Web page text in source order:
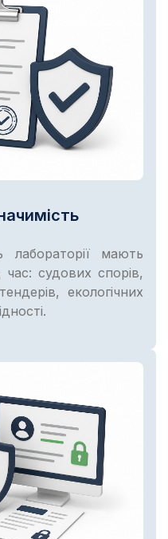
лабораторії мають
судових спорів,
екологічних